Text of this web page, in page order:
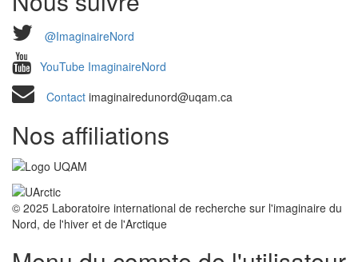
@ImaginaireNord
YouTube ImaginaireNord
Contact imaginairedunord@uqam.ca
Nos affiliations
© 2025 Laboratoire international de recherche sur l'imaginaire du
Nord, de l'hiver et de l'Arctique